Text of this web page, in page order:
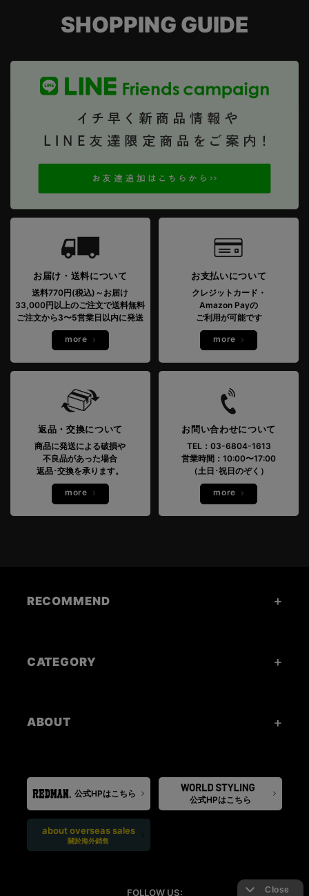
SHOPPING GUIDE
お届け・送料について
送料770円(税込)～お届け
33,000円以上のご注文で送料無料
ご注文から3〜5営業日以内に発送
more
お支払いについて
クレジットカード・
Amazon Payの
ご利用が可能です
more
返品・交換について
商品に発送による破損や
不良品があった場合
返品･交換を承ります。
more
お問い合わせについて
TEL：03-6804-1613
営業時間：10:00〜17:00
（土日･祝日のぞく）
more
RECOMMEND
CATEGORY
ABOUT
公式HPはこちら
公式HPはこちら
about overseas sales
關於海外銷售
FOLLOW US: